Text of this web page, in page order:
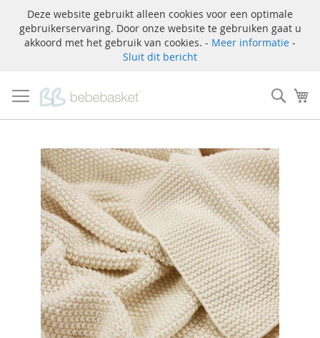
Deze website gebruikt alleen cookies voor een optimale
gebruikerservaring. Door onze website te gebruiken gaat u
akkoord met het gebruik van cookies. - Meer informatie -
Sluit dit bericht
naar
de
inhoud
Zoek